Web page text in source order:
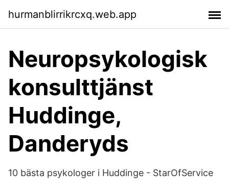
hurmanblirrikrcxq.web.app
Neuropsykologisk
konsulttjänst
Huddinge,
Danderyds
10 bästa psykologer i Huddinge - StarOfService